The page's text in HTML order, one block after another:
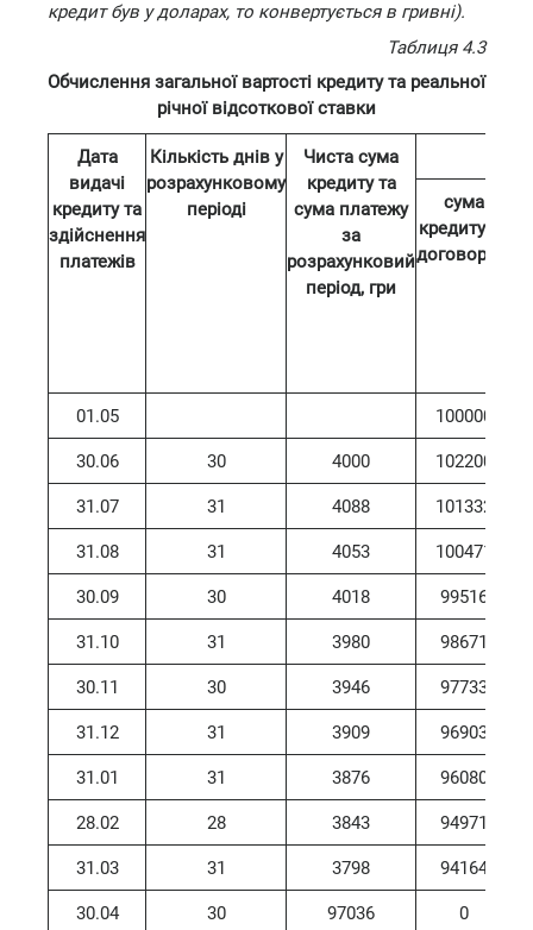
кредит був у доларах, то конвертується в гривні).
Таблиця 4.3
Обчислення загальної вартості кредиту та реальної
річної відсоткової ставки
Дата
видачі
кредиту та
здійснення
платежів
Кількість днів у
розрахунковому
періоді
Чиста сума
кредиту та
сума платежу
за
розрахунковий
період, гри
сума
кредиту за
договором
01.05 100000
30.06 30 4000 102200
31.07 31 4088 101332
31.08 31 4053 100471
30.09 30 4018 99516
31.10 31 3980 98671
30.11 30 3946 97733
31.12 31 3909 96903
31.01 31 3876 96080
28.02 28 3843 94971
31.03 31 3798 94164
30.04 30 97036 0